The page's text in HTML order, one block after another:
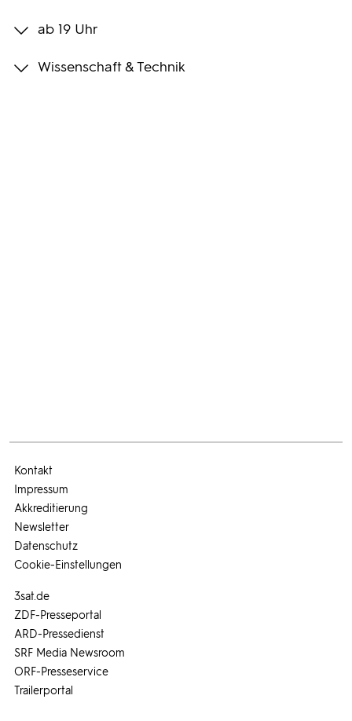
ab 19 Uhr
Wissenschaft & Technik
3sat.de
ZDF-Presseportal
ARD-Pressedienst
SRF Media Newsroom
ORF-Presseservice
Trailerportal
Kontakt
Impressum
Akkreditierung
Newsletter
Datenschutz
Cookie-Einstellungen